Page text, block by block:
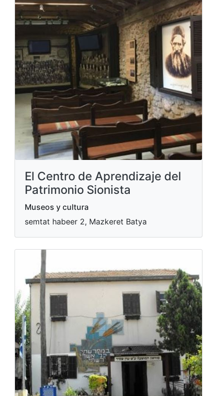
El Centro de Aprendizaje del
Patrimonio Sionista
Museos y cultura
semtat habeer 2, Mazkeret Batya